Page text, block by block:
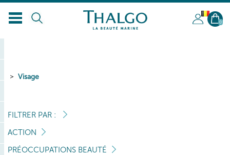
BL
0
Visage
FILTRER PAR :
ACTION
PRÉOCCUPATIONS BEAUTÉ